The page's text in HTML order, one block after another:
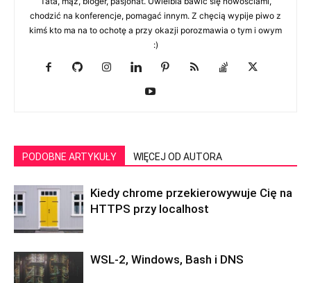
chodzić na konferencje, pomagać innym. Z chęcią wypije piwo z
kimś kto ma na to ochotę a przy okazji porozmawia o tym i owym
:)
PODOBNE ARTYKUŁY WIĘCEJ OD AUTORA
Kiedy chrome przekierowywuje Cię na
HTTPS przy localhost
WSL-2, Windows, Bash i DNS